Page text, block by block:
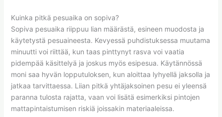
Kuinka pitkä pesuaika on sopiva?
Sopiva pesuaika riippuu lian määrästä, esineen muodosta ja
käytetystä pesuaineesta. Kevyessä puhdistuksessa muutama
minuutti voi riittää, kun taas pinttynyt rasva voi vaatia
pidempää käsittelyä ja joskus myös esipesua. Käytännössä
moni saa hyvän lopputuloksen, kun aloittaa lyhyellä jaksolla ja
jatkaa tarvittaessa. Liian pitkä yhtäjaksoinen pesu ei yleensä
paranna tulosta rajatta, vaan voi lisätä esimerkiksi pintojen
mattapintaistumisen riskiä joissakin materiaaleissa.